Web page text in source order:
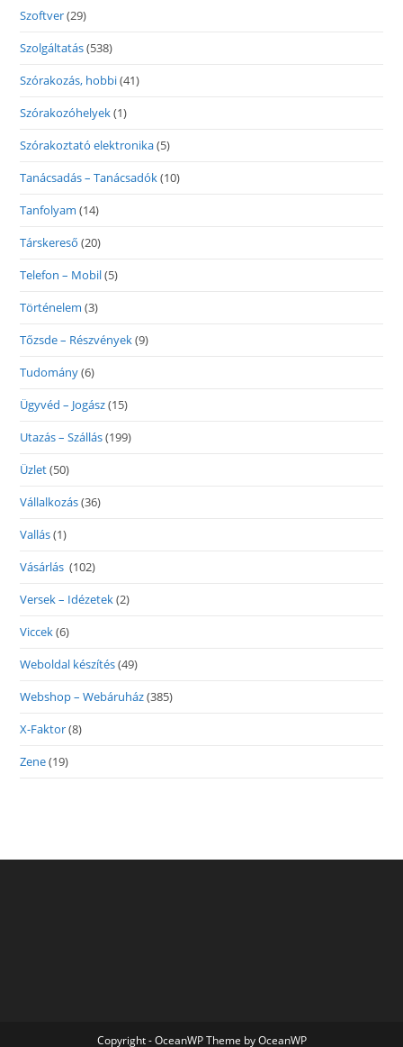
Szoftver(29)
Szolgáltatás(538)
Szórakozás, hobbi(41)
Szórakozóhelyek(1)
Szórakoztató elektronika(5)
Tanácsadás – Tanácsadók(10)
Tanfolyam (14)
Társkereső (20)
Telefon – Mobil(5)
Történelem (3)
Tőzsde – Részvények(9)
Tudomány(6)
Ügyvéd – Jogász(15)
Utazás – Szállás(199)
Üzlet(50)
Vállalkozás(36)
Vallás(1)
Vásárlás (102)
Versek – Idézetek(2)
Viccek(6)
Weboldal készítés(49)
Webshop – Webáruház(385)
X-Faktor(8)
Zene(19)
Copyright - OceanWP Theme by OceanWP